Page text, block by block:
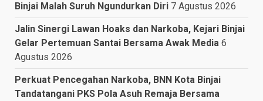
Binjai Malah Suruh Ngundurkan Diri 7 Agustus 2026
Jalin Sinergi Lawan Hoaks dan Narkoba, Kejari Binjai
Gelar Pertemuan Santai Bersama Awak Media 6
Agustus 2026
Perkuat Pencegahan Narkoba, BNN Kota Binjai
Tandatangani PKS Pola Asuh Remaja Bersama